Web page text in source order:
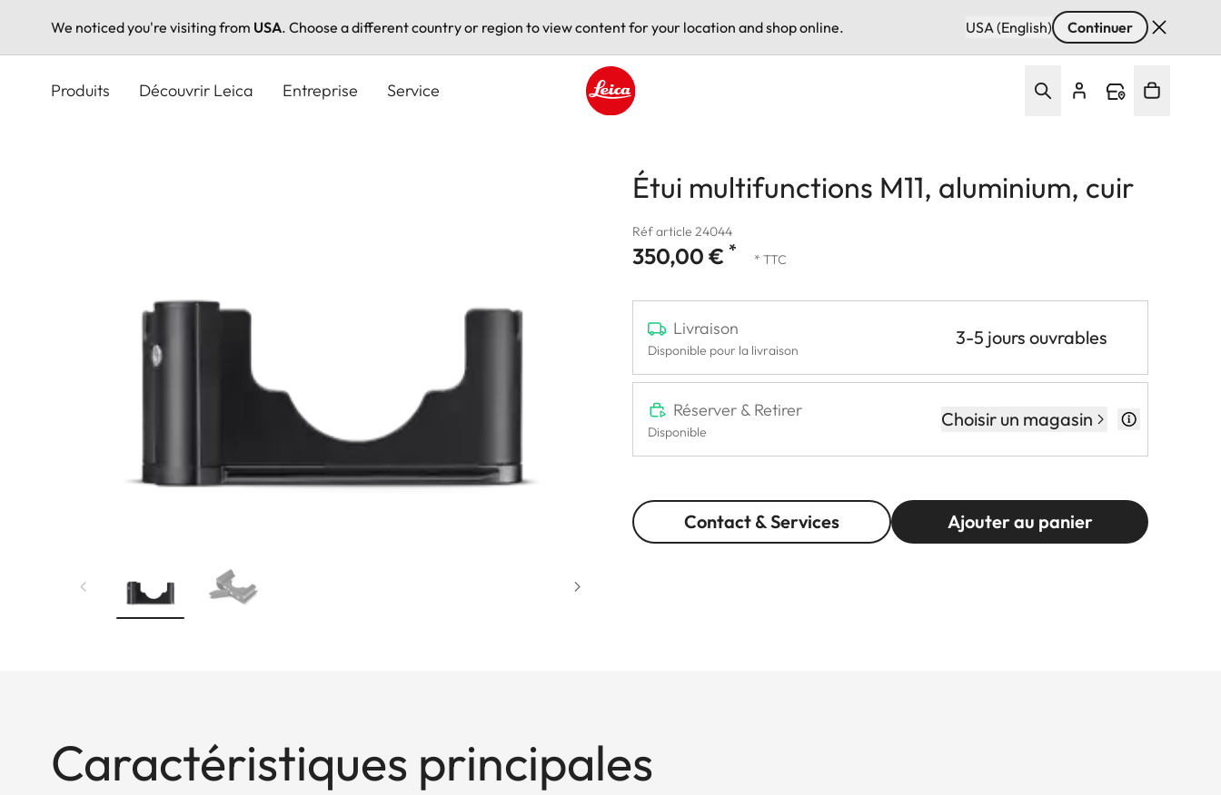
We noticed you're visiting from USA. Choose a different country or region to view content for your location and shop online. USA (English) Continuer
Produits Découvrir Leica Entreprise Service
Étui multifunctions M11, aluminium, cuir
Réf article 24044
350,00 € * * TTC
Livraison
Disponible pour la livraison
3-5 jours ouvrables
Réserver & Retirer
Disponible
Choisir un magasin
Contact & Services Ajouter au panier
Caractéristiques principales